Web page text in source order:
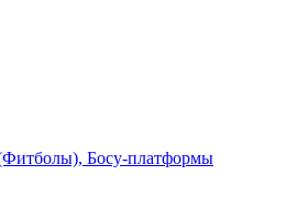
Босу-платформы